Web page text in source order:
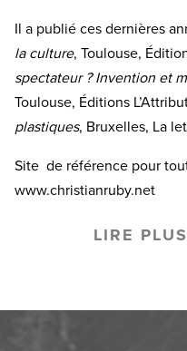
Il a publié ces dernières
la culture, Toulouse,
spectateur ? Invention et
Toulouse, Éditions
plastiques, Bruxelles, La
Site de référence pour
www.christianruby.net
LIRE